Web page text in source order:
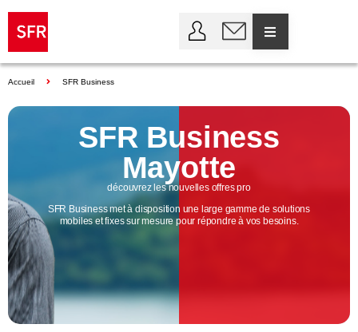
Accueil SFR Business
SFR Business
Mayotte
découvrez les nouvelles offres pro
SFR Business met à disposition une large gamme de solutions
mobiles et fixes sur mesure pour répondre à vos besoins.